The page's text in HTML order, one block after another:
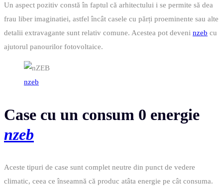
Un aspect pozitiv constă în faptul că arhitectului i se permite să dea
frau liber imaginatiei, astfel încât casele cu părți proeminente sau alte
detalii extravagante sunt relativ comune. Acestea pot deveni nzeb cu
ajutorul panourilor fotovoltaice.
nzeb
Case cu un consum 0 energie
nzeb
Aceste tipuri de case sunt complet neutre din punct de vedere
climatic, ceea ce înseamnă că produc atâta energie pe cât consuma.